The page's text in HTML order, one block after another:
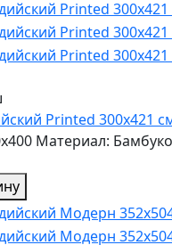
Printed 300x421
Материал: